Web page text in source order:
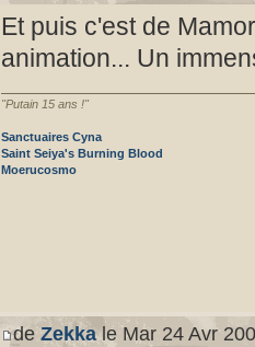
Et puis c'est de
animation... Un
"Putain 15 ans !"
Sanctuaires Cyna
Saint Seiya's Burning Blood
Moerucosmo
deZekkale Mar 24 Avr